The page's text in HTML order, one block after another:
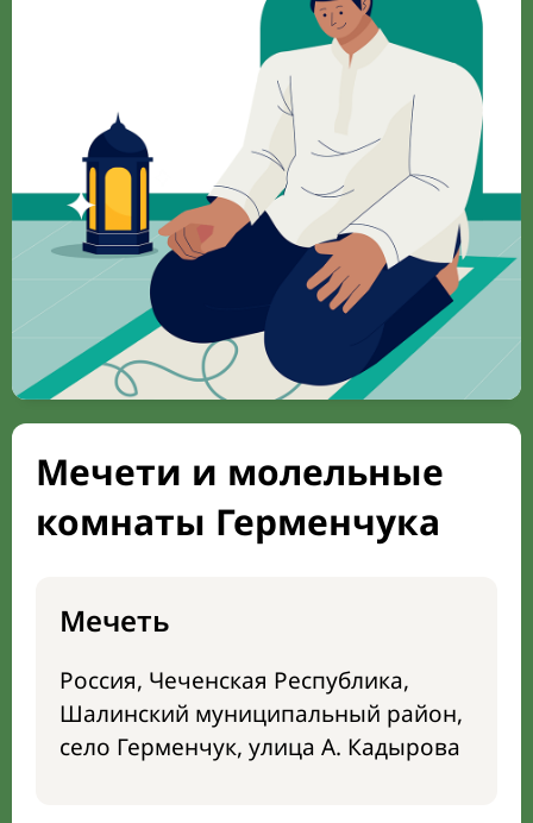
Мечети и молельные
комнаты Герменчука
Мечеть
Россия, Чеченская Республика,
Шалинский муниципальный район,
село Герменчук, улица А. Кадырова